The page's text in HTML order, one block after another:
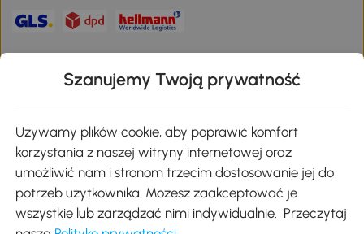
Pobierz aplikację Aosom
Google Play
Szanujemy Twoją prywatność
Używamy plików cookie, aby poprawić komfort
korzystania z naszej witryny internetowej oraz
umożliwić nam i stronom trzecim dostosowanie jej do
potrzeb użytkownika. Możesz zaakceptować je
wszystkie lub zarządzać nimi indywidualnie. Przeczytaj